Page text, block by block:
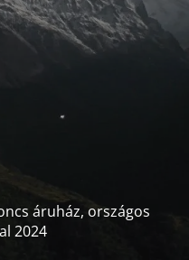
áruház, országos
2024